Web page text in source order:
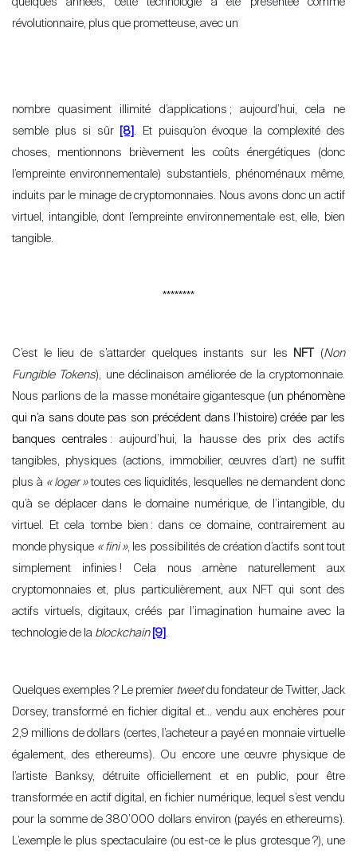
quelques années, cette technologie a été présentée comme
révolutionnaire, plus que prometteuse, avec un
nombre quasiment illimité d’applications ; aujourd’hui, cela ne
semble plus si sûr
[8] . Et puisqu’on évoque la complexité des
choses, mentionnons brièvement les coûts énergétiques (donc
l’empreinte environnementale) substantiels, phénoménaux même,
induits par le minage de cryptomonnaies. Nous avons donc un actif
virtuel, intangible, dont l’empreinte environnementale est, elle, bien
tangible.
********
C’est le lieu de s’attarder quelques instants sur les NFT (Non
Fungible Tokens), une déclinaison améliorée de la cryptomonnaie.
Nous parlions de la masse monétaire gigantesque (un phénomène
qui n’a sans doute pas son précédent dans l’histoire) créée par les
banques centrales : aujourd’hui, la hausse des prix des actifs
tangibles, physiques (actions, immobilier, œuvres d’art) ne suffit
plus à « loger »toutes ces liquidités, lesquelles ne demandent donc
qu’à se déplacer dans le domaine numérique, de l’intangible, du
virtuel. Et cela tombe bien : dans ce domaine, contrairement au
monde physique « fini », les possibilités de création d’actifs sont tout
simplement infinies ! Cela nous amène naturellement aux
cryptomonnaies et, plus particulièrement, aux NFT qui sont des
actifs virtuels, digitaux, créés par l’imagination humaine avec la
technologie de la blockchain [9] .
Quelques exemples ? Le premier tweetdu fondateur de Twitter, Jack
Dorsey, transformé en fichier digital et… vendu aux enchères pour
2,9 millions de dollars (certes, l’acheteur a payé en monnaie virtuelle
également, des ethereums). Ou encore une œuvre physique de
l’artiste Banksy, détruite officiellement et en public, pour être
transformée en actif digital, en fichier numérique, lequel s’est vendu
pour la somme de 380’000 dollars environ (payés en ethereums).
L’exemple le plus spectaculaire (ou est-ce le plus grotesque ?), une